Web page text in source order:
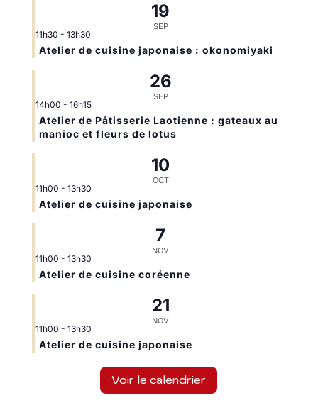
19
SEP
11h30 - 13h30
Atelier de cuisine japonaise : okonomiyaki
26
SEP
14h00 - 16h15
Atelier de Pâtisserie Laotienne : gateaux au
manioc et fleurs de lotus
10
OCT
11h00 - 13h30
Atelier de cuisine japonaise
7
NOV
11h00 - 13h30
Atelier de cuisine coréenne
21
NOV
11h00 - 13h30
Atelier de cuisine japonaise
Voir le calendrier